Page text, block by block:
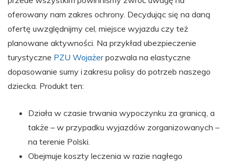
oferowany nam zakres ochrony. Decydując się na daną
ofertę uwzględnijmy cel, miejsce wyjazdu czy też
planowane aktywności. Na przykład ubezpieczenie
turystyczne PZU Wojażerpozwala na elastyczne
dopasowanie sumy i zakresu polisy do potrzeb naszego
dziecka. Produkt ten:
Działa w czasie trwania wypoczynku za granicą, a
także – w przypadku wyjazdów zorganizowanych –
na terenie Polski.
Obejmuje koszty leczenia w razie nagłego